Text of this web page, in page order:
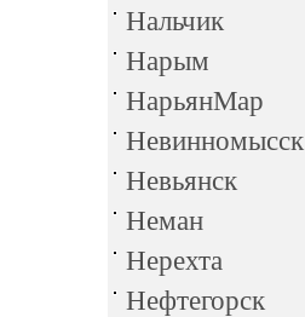
Нальчик
Нарым
НарьянМар
Невинномысск
Невьянск
Неман
Нерехта
Нефтегорск